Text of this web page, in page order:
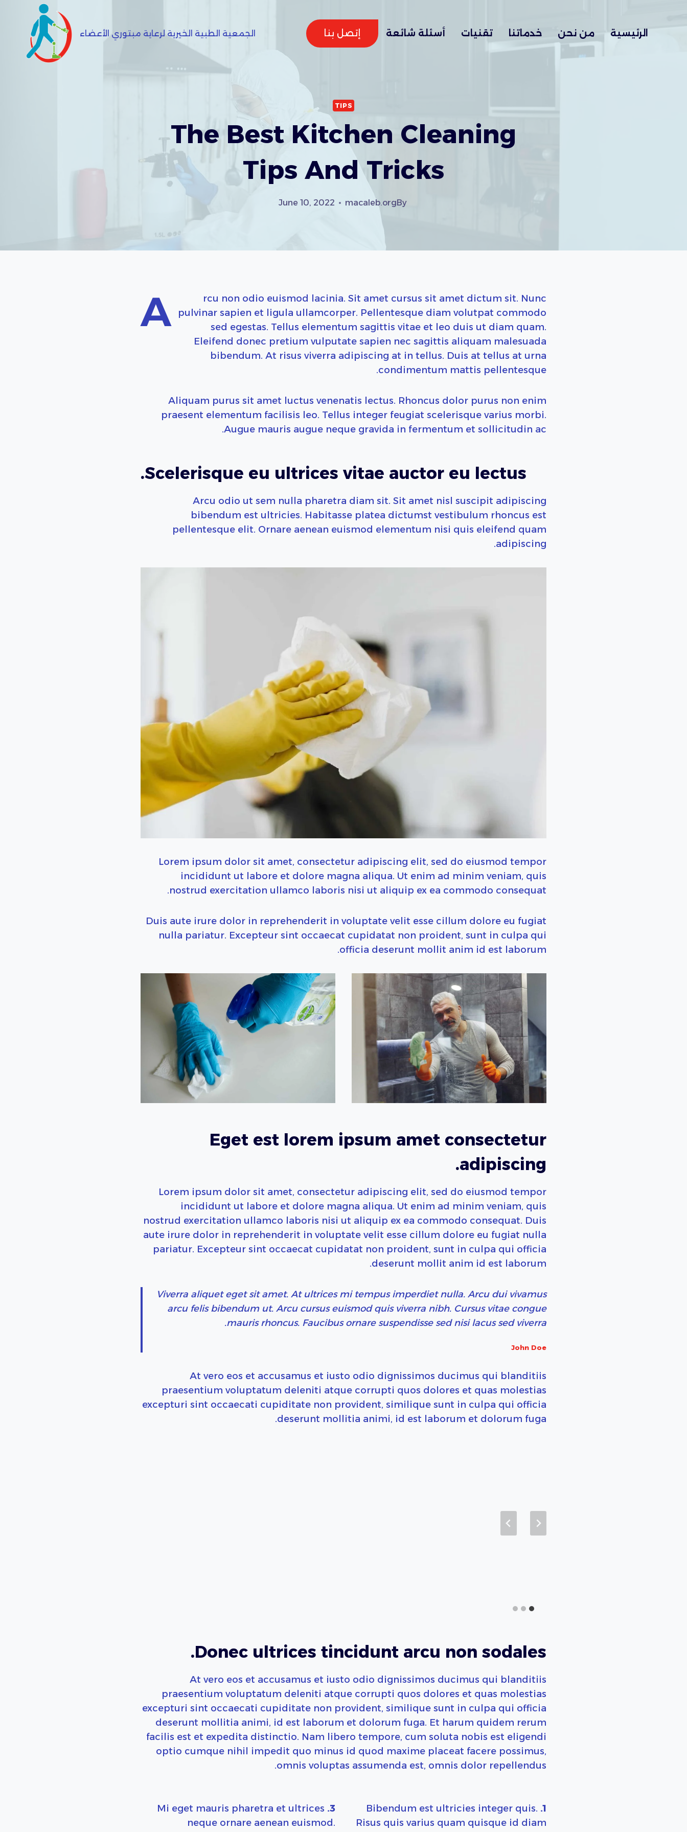
الرئيسية من نحن خدماتنا تقنيات أسئلة شائعة إتصل بنا الجمعية الطبية الخيرية لرعاية مبتوري الأعضاء
TIPS
The Best Kitchen Cleaning
Tips And Tricks
By
macaleb.org
June 10, 2022
A
rcu non odio euismod lacinia. Sit amet cursus sit amet dictum sit. Nunc
pulvinar sapien et ligula ullamcorper. Pellentesque diam volutpat commodo
sed egestas. Tellus elementum sagittis vitae et leo duis ut diam quam.
Eleifend donec pretium vulputate sapien nec sagittis aliquam malesuada
bibendum. At risus viverra adipiscing at in tellus. Duis at tellus at urna
condimentum mattis pellentesque.
Aliquam purus sit amet luctus venenatis lectus. Rhoncus dolor purus non enim
praesent elementum facilisis leo. Tellus integer feugiat scelerisque varius morbi.
Augue mauris augue neque gravida in fermentum et sollicitudin ac.
Scelerisque eu ultrices vitae auctor eu lectus.
Arcu odio ut sem nulla pharetra diam sit. Sit amet nisl suscipit adipiscing
bibendum est ultricies. Habitasse platea dictumst vestibulum rhoncus est
pellentesque elit. Ornare aenean euismod elementum nisi quis eleifend quam
adipiscing.
Lorem ipsum dolor sit amet, consectetur adipiscing elit, sed do eiusmod tempor
incididunt ut labore et dolore magna aliqua. Ut enim ad minim veniam, quis
nostrud exercitation ullamco laboris nisi ut aliquip ex ea commodo consequat.
Duis aute irure dolor in reprehenderit in voluptate velit esse cillum dolore eu fugiat
nulla pariatur. Excepteur sint occaecat cupidatat non proident, sunt in culpa qui
officia deserunt mollit anim id est laborum.
Eget est lorem ipsum amet consectetur
adipiscing.
Lorem ipsum dolor sit amet, consectetur adipiscing elit, sed do eiusmod tempor
incididunt ut labore et dolore magna aliqua. Ut enim ad minim veniam, quis
nostrud exercitation ullamco laboris nisi ut aliquip ex ea commodo consequat. Duis
aute irure dolor in reprehenderit in voluptate velit esse cillum dolore eu fugiat nulla
pariatur. Excepteur sint occaecat cupidatat non proident, sunt in culpa qui officia
deserunt mollit anim id est laborum.
Viverra aliquet eget sit amet. At ultrices mi tempus imperdiet nulla. Arcu dui vivamus
arcu felis bibendum ut. Arcu cursus euismod quis viverra nibh. Cursus vitae congue
mauris rhoncus. Faucibus ornare suspendisse sed nisi lacus sed viverra.
John Doe
At vero eos et accusamus et iusto odio dignissimos ducimus qui blanditiis
praesentium voluptatum deleniti atque corrupti quos dolores et quas molestias
excepturi sint occaecati cupiditate non provident, similique sunt in culpa qui officia
deserunt mollitia animi, id est laborum et dolorum fuga.
Donec ultrices tincidunt arcu non sodales.
At vero eos et accusamus et iusto odio dignissimos ducimus qui blanditiis
praesentium voluptatum deleniti atque corrupti quos dolores et quas molestias
excepturi sint occaecati cupiditate non provident, similique sunt in culpa qui officia
deserunt mollitia animi, id est laborum et dolorum fuga. Et harum quidem rerum
facilis est et expedita distinctio. Nam libero tempore, cum soluta nobis est eligendi
optio cumque nihil impedit quo minus id quod maxime placeat facere possimus,
omnis voluptas assumenda est, omnis dolor repellendus.
1.
Bibendum est ultricies integer quis.
Risus quis varius quam quisque id diam
3.
Mi eget mauris pharetra et ultrices
neque ornare aenean euismod.